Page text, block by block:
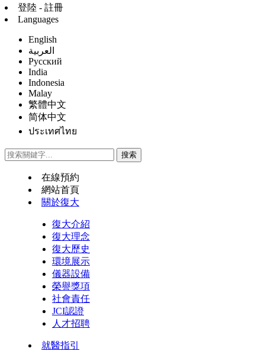
登陸 - 註冊
Languages
English
العربية
Русский
India
Indonesia
Malay
繁體中文
简体中文
ประเทศไทย
在線預約
網站首頁
關於復大
復大介紹
復大理念
復大歷史
環境展示
儀器設備
榮譽獎項
社會責任
JCI認證
人才招聘
就醫指引